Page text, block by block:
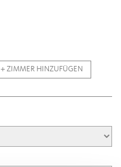
+ ZIMMER HINZUFÜGEN